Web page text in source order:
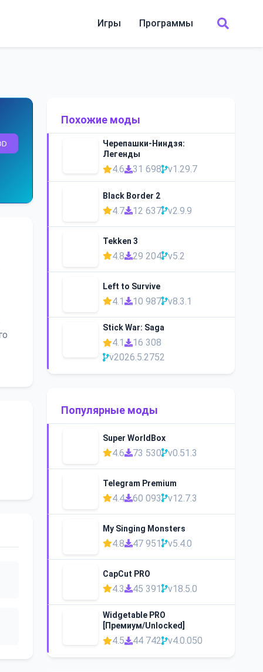
Игры Программы
Похожие моды
Черепашки-Ниндзя:
Легенды
4.6 31 698 v1.29.7
Black Border 2
4.7 12 637 v2.9.9
Tekken 3
4.8 29 204 v5.2
Left to Survive
4.1 10 987 v8.3.1
Stick War: Saga
4.1
16 308
v2026.5.2752
Популярные моды
Super WorldBox
4.6 73 530 v0.51.3
Telegram Premium
4.4 60 093 v12.7.3
My Singing Monsters
4.8 47 951 v5.4.0
CapCut PRO
4.3 45 391 v18.5.0
Widgetable PRO
[Премиум/Unlocked]
4.5 44 742 v4.0.050